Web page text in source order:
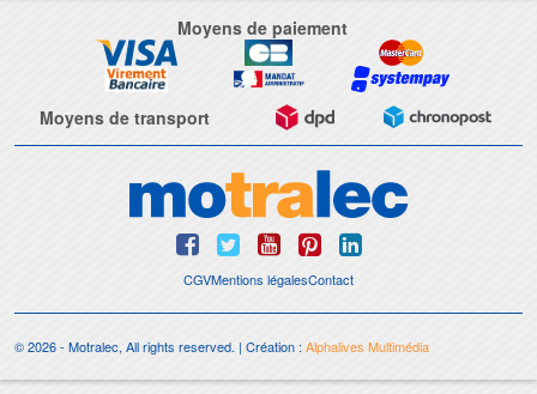
Moyens de paiement
Moyens de transport
CGVMentions légalesContact
© 2026 - Motralec, All rights reserved. | Création :Alphalives Multimédia